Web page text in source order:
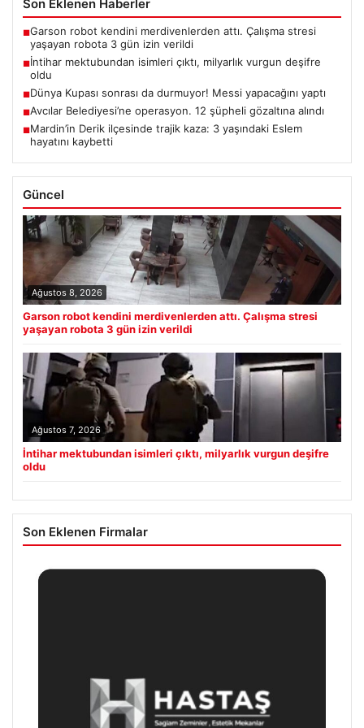
Son Eklenen Haberler
■Garson robot kendini merdivenlerden attı. Çalışma stresi
yaşayan robota 3 gün izin verildi
■İntihar mektubundan isimleri çıktı, milyarlık vurgun deşifre
oldu
■Dünya Kupası sonrası da durmuyor! Messi yapacağını yaptı
■Avcılar Belediyesi’ne operasyon. 12 şüpheli gözaltına alındı
■Mardin’in Derik ilçesinde trajik kaza: 3 yaşındaki Eslem
hayatını kaybetti
Güncel
Ağustos 8, 2026
Garson robot kendini merdivenlerden attı. Çalışma stresi
yaşayan robota 3 gün izin verildi
Ağustos 7, 2026
İntihar mektubundan isimleri çıktı, milyarlık vurgun deşifre
oldu
Son Eklenen Firmalar